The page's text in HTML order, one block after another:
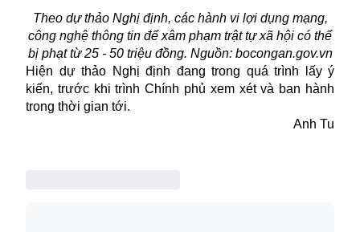
Theo dự thảo Nghị định, các hành vi lợi dụng mạng,
công nghệ thông tin để xâm phạm trật tự xã hội có thể
bị phạt từ 25 - 50 triệu đồng. Nguồn: bocongan.gov.vn
Hiện dự thảo Nghị định đang trong quá trình lấy ý
kiến, trước khi trình Chính phủ xem xét và ban hành
trong thời gian tới.
Anh Tu